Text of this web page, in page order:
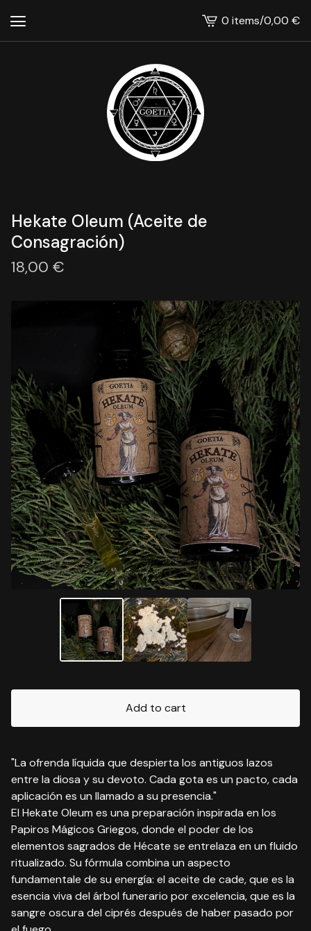
View
cart
0 items/0,00 €
Hekate Oleum (Aceite de
Consagración)
18,00 €
Add to cart
"La ofrenda líquida que despierta los antiguos lazos
entre la diosa y su devoto. Cada gota es un pacto, cada
aplicación es un llamado a su presencia."
El Hekate Oleum es una preparación inspirada en los
Papiros Mágicos Griegos, donde el poder de los
elementos sagrados de Hécate se entrelaza en un fluido
ritualizado. Su fórmula combina un aspecto
fundamentale de su energía: el aceite de cade, que es la
esencia viva del árbol funerario por excelencia, que es la
sangre oscura del ciprés después de haber pasado por